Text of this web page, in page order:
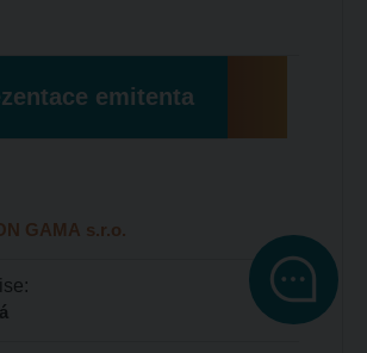
emitenta
GAMA s.r.o.